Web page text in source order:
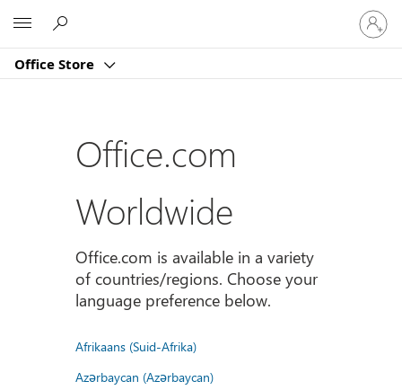
Office Store
Sign
in
to
account
Office.com
Worldwide
Office.com is available in a variety
of countries/regions. Choose your
language preference below.
Afrikaans (Suid-Afrika)
Azərbaycan (Azərbaycan)